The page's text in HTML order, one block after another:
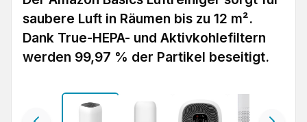
saubere Luft in Räumen bis zu 12 m².
Dank True-HEPA- und Aktivkohlefiltern
werden 99,97 % der Partikel beseitigt.